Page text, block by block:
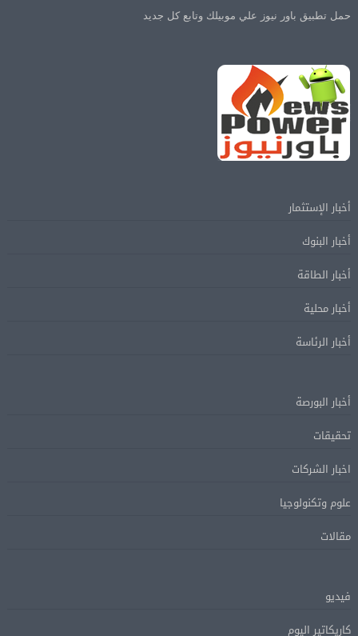
حمل تطبيق باور نيوز علي موبيلك وتابع كل جديد
أخبار الإستثمار
أخبار البنوك
أخبار الطاقة
أخبار محلية
أخبار الرئاسة
أخبار البورصة
تحقيقات
اخبار الشركات
علوم وتكنولوجيا
مقالات
فيديو
كاريكاتير اليوم